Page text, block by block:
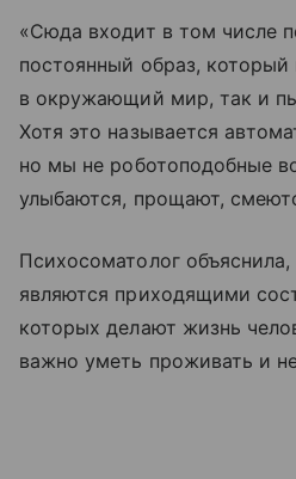
«Сюда входит в том числе
постоянный образ,
в окружающий мир, так и
Хотя это называется
но мы не роботоподобные
улыбаются, прощают,
Психосоматолог
являются приходящими
которых делают жизнь
важно уметь проживать и